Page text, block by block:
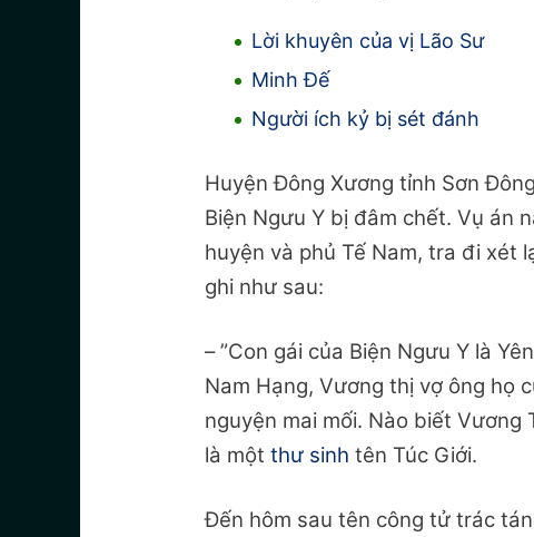
Lời khuyên của vị Lão Sư
Minh Đế
Người ích kỷ bị sét đánh
Huyện Đông Xương tỉnh Sơn
Biện Ngưu Y bị đâm chết. Vụ án
huyện và phủ Tế Nam, tra đi xét
ghi như sau:
– ”Con gái của Biện Ngưu Y là
Nam Hạng, Vương thị vợ ông họ
nguyện mai mối. Nào biết Vương
là một thư sinh tên Túc Giới.
Đến hôm sau tên công tử trác